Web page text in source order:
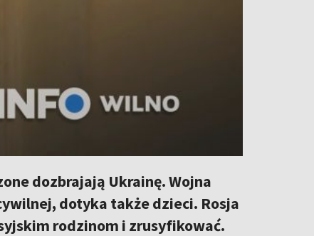
dozbrajają Ukrainę. Wojna
dotyka także dzieci. Rosja
rodzinom i zrusyfikować.